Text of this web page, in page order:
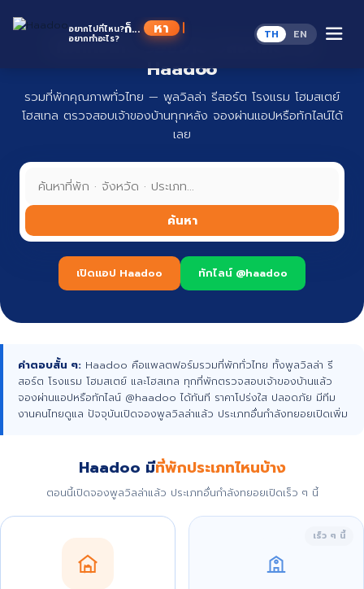
อยากไปที่ไหน?
อยากทำอะไร?
ก็... TH EN
ที่พักทั่วไทย จองง่าย ปลอดภัย กับ
Haadoo
รวมที่พักคุณภาพทั่วไทย — พูลวิลล่า รีสอร์ต โรงแรม โฮมสเตย์
โฮสเทล ตรวจสอบเจ้าของบ้านทุกหลัง จองผ่านแอปหรือทักไลน์ได้
เลย
ค้นหา
เปิดแอป Haadoo ทักไลน์ @haadoo
คำตอบสั้น ๆ: Haadoo คือแพลตฟอร์มรวมที่พักทั่วไทย ทั้งพูลวิลล่า รี
สอร์ต โรงแรม โฮมสเตย์ และโฮสเทล ทุกที่พักตรวจสอบเจ้าของบ้านแล้ว
จองผ่านแอปหรือทักไลน์ @haadoo ได้ทันที ราคาโปร่งใส ปลอดภัย มีทีม
งานคนไทยดูแล ปัจจุบันเปิดจองพูลวิลล่าแล้ว ประเภทอื่นกำลังทยอยเปิดเพิ่ม
Haadoo มีที่พักประเภทไหนบ้าง
ตอนนี้เปิดจองพูลวิลล่าแล้ว ประเภทอื่นกำลังทยอยเปิดเร็ว ๆ นี้
เร็ว ๆ นี้